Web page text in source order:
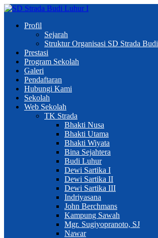
Profil
Sejarah
Struktur Organisasi SD Strada
Prestasi
Program Sekolah
Galeri
Pendaftaran
Hubungi Kami
Sekolah
Web Sekolah
TK Strada
Bhakti Nusa
Bhakti Utama
Bhakti Wiyata
Bina Sejahtera
Budi Luhur
Dewi Sartika I
Dewi Sartika II
Dewi Sartika III
Indriyasana
John Berchmans
Kampung Sawah
Mgr. Sugiyopranoto, SJ
Nawar